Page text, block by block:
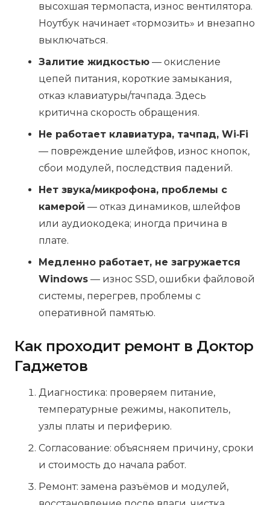
высохшая термопаста, износ вентилятора.
Ноутбук начинает «тормозить» и внезапно
выключаться.
Залитие жидкостью — окисление
цепей питания, короткие замыкания,
отказ клавиатуры/тачпада. Здесь
критична скорость обращения.
Не работает клавиатура, тачпад, Wi‑Fi
— повреждение шлейфов, износ кнопок,
сбои модулей, последствия падений.
Нет звука/микрофона, проблемы с
камерой — отказ динамиков, шлейфов
или аудиокодека; иногда причина в
плате.
Медленно работает, не загружается
Windows — износ SSD, ошибки файловой
системы, перегрев, проблемы с
оперативной памятью.
Как проходит ремонт в Доктор
Гаджетов
Диагностика: проверяем питание,
температурные режимы, накопитель,
узлы платы и периферию.
Согласование: объясняем причину, сроки
и стоимость до начала работ.
Ремонт: замена разъёмов и модулей,